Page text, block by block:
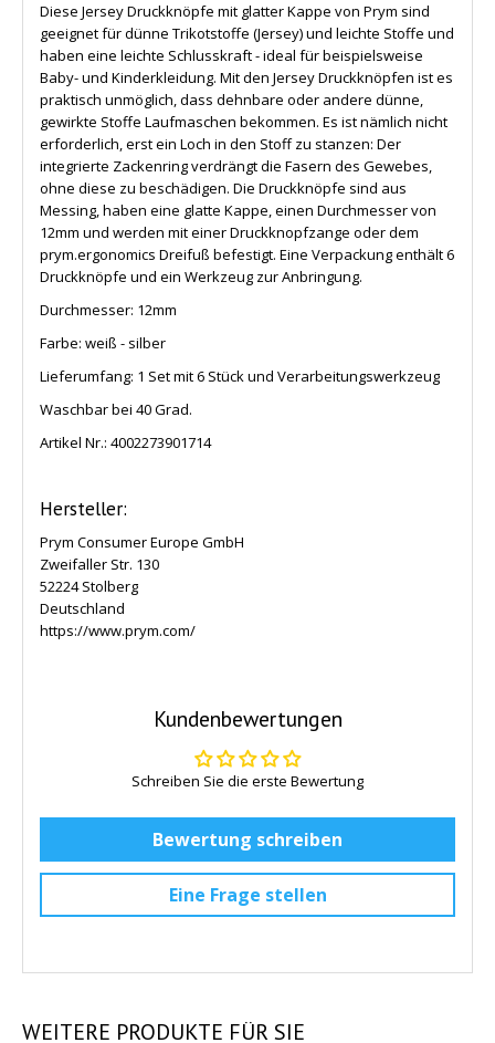
Diese Jersey Druckknöpfe mit glatter Kappe von Prym sind
geeignet für dünne Trikotstoffe (Jersey) und leichte Stoffe und
haben eine leichte Schlusskraft - ideal für beispielsweise
Baby- und Kinderkleidung. Mit den Jersey Druckknöpfen ist es
praktisch unmöglich, dass dehnbare oder andere dünne,
gewirkte Stoffe Laufmaschen bekommen. Es ist nämlich nicht
erforderlich, erst ein Loch in den Stoff zu stanzen: Der
integrierte Zackenring verdrängt die Fasern des Gewebes,
ohne diese zu beschädigen. Die Druckknöpfe sind aus
Messing, haben eine glatte Kappe, einen Durchmesser von
12mm und werden mit einer Druckknopfzange oder dem
prym.ergonomics Dreifuß befestigt. Eine Verpackung enthält 6
Druckknöpfe und ein Werkzeug zur Anbringung.
Durchmesser: 12mm
Farbe: weiß - silber
Lieferumfang: 1 Set mit 6 Stück und Verarbeitungswerkzeug
Waschbar bei 40 Grad.
Artikel Nr.: 4002273901714
Hersteller:
Prym Consumer Europe GmbH
Zweifaller Str. 130
52224 Stolberg
Deutschland
https://www.prym.com/
Kundenbewertungen
Schreiben Sie die erste Bewertung
Bewertung schreiben
Eine Frage stellen
WEITERE PRODUKTE FÜR SIE